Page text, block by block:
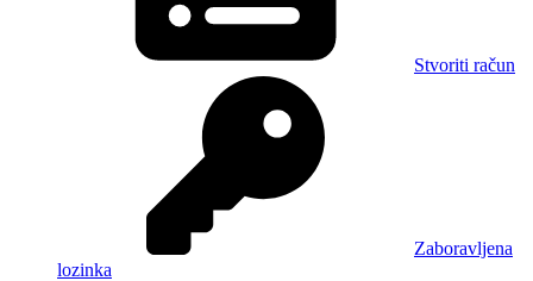
Stvoriti račun
Zaboravljena
lozinka